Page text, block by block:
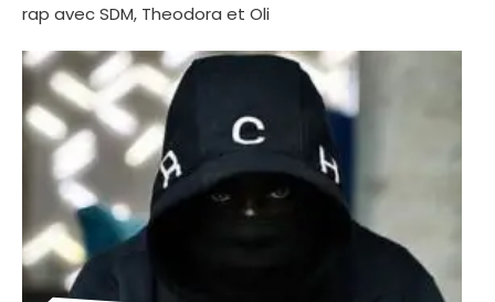
rap avec SDM, Theodora et Oli